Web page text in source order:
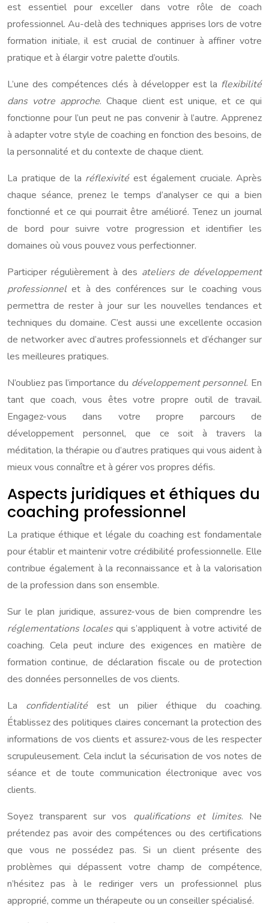
est essentiel pour exceller dans votre rôle de coach
professionnel. Au-delà des techniques apprises lors de votre
formation initiale, il est crucial de continuer à affiner votre
pratique et à élargir votre palette d’outils.
L’une des compétences clés à développer est la flexibilité
dans votre approche. Chaque client est unique, et ce qui
fonctionne pour l’un peut ne pas convenir à l’autre. Apprenez
à adapter votre style de coaching en fonction des besoins, de
la personnalité et du contexte de chaque client.
La pratique de la réflexivitéest également cruciale. Après
chaque séance, prenez le temps d’analyser ce qui a bien
fonctionné et ce qui pourrait être amélioré. Tenez un journal
de bord pour suivre votre progression et identifier les
domaines où vous pouvez vous perfectionner.
Participer régulièrement à des ateliers de développement
professionnel et à des conférences sur le coaching vous
permettra de rester à jour sur les nouvelles tendances et
techniques du domaine. C’est aussi une excellente occasion
de networker avec d’autres professionnels et d’échanger sur
les meilleures pratiques.
N’oubliez pas l’importance du développement personnel. En
tant que coach, vous êtes votre propre outil de travail.
Engagez-vous dans votre propre parcours de
développement personnel, que ce soit à travers la
méditation, la thérapie ou d’autres pratiques qui vous aident à
mieux vous connaître et à gérer vos propres défis.
Aspects juridiques et éthiques du
coaching professionnel
La pratique éthique et légale du coaching est fondamentale
pour établir et maintenir votre crédibilité professionnelle. Elle
contribue également à la reconnaissance et à la valorisation
de la profession dans son ensemble.
Sur le plan juridique, assurez-vous de bien comprendre les
réglementations localesqui s’appliquent à votre activité de
coaching. Cela peut inclure des exigences en matière de
formation continue, de déclaration fiscale ou de protection
des données personnelles de vos clients.
La confidentialitéest un pilier éthique du coaching.
Établissez des politiques claires concernant la protection des
informations de vos clients et assurez-vous de les respecter
scrupuleusement. Cela inclut la sécurisation de vos notes de
séance et de toute communication électronique avec vos
clients.
Soyez transparent sur vos qualifications et limites. Ne
prétendez pas avoir des compétences ou des certifications
que vous ne possédez pas. Si un client présente des
problèmes qui dépassent votre champ de compétence,
n’hésitez pas à le rediriger vers un professionnel plus
approprié, comme un thérapeute ou un conseiller spécialisé.